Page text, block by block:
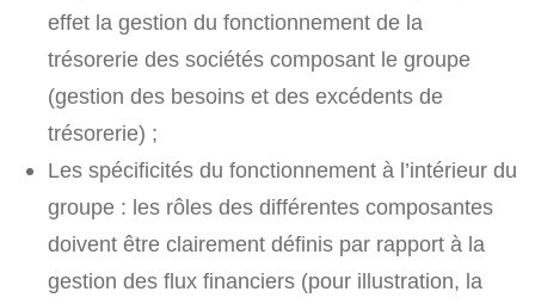
effet la gestion du fonctionnement de la
trésorerie des sociétés composant le groupe
(gestion des besoins et des excédents de
trésorerie) ;
Les spécificités du fonctionnement à l’intérieur du
groupe : les rôles des différentes composantes
doivent être clairement définis par rapport à la
gestion des flux financiers (pour illustration, la